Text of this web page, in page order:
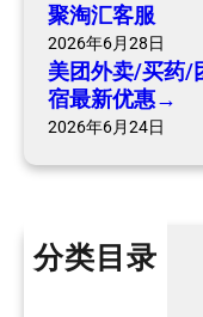
聚淘汇客服
2026年6月28日
美团外卖/买药/
宿最新优惠→
2026年6月24日
分类目录